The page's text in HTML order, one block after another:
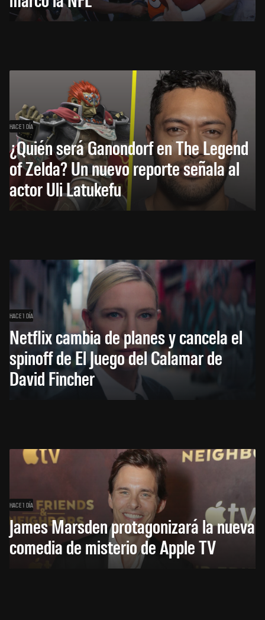
HACE 1 DÍA
¿Quién será Ganondorf en The Legend
of Zelda? Un nuevo reporte señala al
actor Uli Latukefu
HACE 1 DÍA
Netflix cambia de planes y cancela el
spinoff de El Juego del Calamar de
David Fincher
HACE 1 DÍA
James Marsden protagonizará la nueva
comedia de misterio de Apple TV